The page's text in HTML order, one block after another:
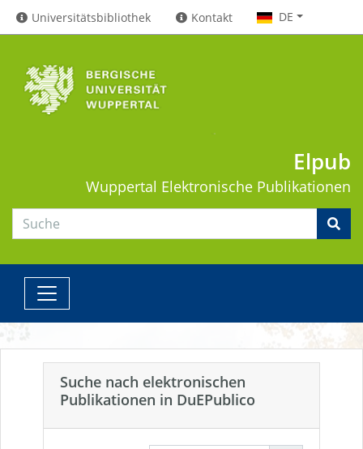
Universitätsbibliothek Kontakt DE
Elpub
Wuppertal Elektronische Publikationen
Suche nach elektronischen
Publikationen in DuEPublico